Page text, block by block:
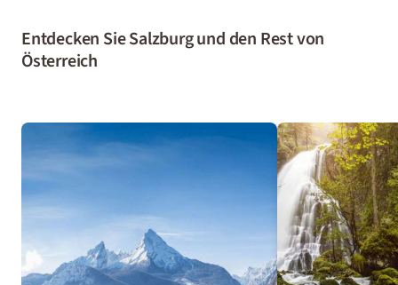
Entdecken Sie Salzburg und den Rest von
Österreich